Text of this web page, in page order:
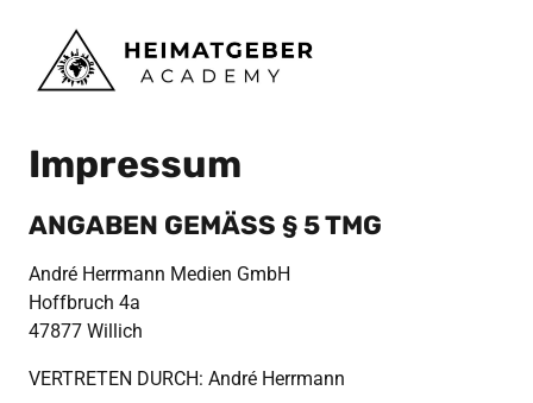
Impressum
ANGABEN GEMÄSS § 5 TMG
André Herrmann Medien GmbH
Hoffbruch 4a
47877 Willich
VERTRETEN DURCH: André Herrmann